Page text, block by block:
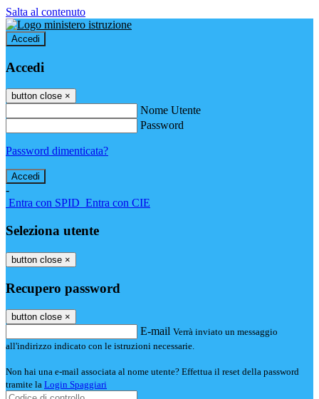
Salta al contenuto
Accedi
Accedi
button close ×
Nome Utente
Password
Password dimenticata?
-
Entra con SPID Entra con CIE
Seleziona utente
button close ×
Recupero password
button close ×
E-mail Verrà inviato un messaggio
all'indirizzo indicato con le istruzioni necessarie.
Non hai una e-mail associata al nome utente? Effettua il reset della password
tramite la Login Spaggiari